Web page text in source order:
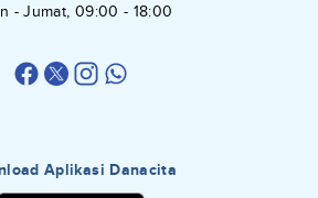
- Jumat, 09:00 - 18:00
Aplikasi Danacita